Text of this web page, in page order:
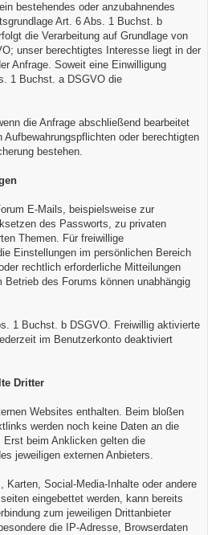
bestehendes oder anzubahnendes
Art. 6 Abs. 1 Buchst. b
die Verarbeitung auf Grundlage von
unser berechtigtes Interesse liegt in der
Anfrage. Soweit eine Einwilligung
1 Buchst. a DSGVO die
die Anfrage abschließend bearbeitet
oder berechtigten
bestehen.
E-Mails, beispielsweise zur
des Passworts, zu privaten
Themen. Für freiwillige
Einstellungen im persönlichen Bereich
rechtlich erforderliche Mitteilungen
des Forums können unabhängig
1 Buchst. b DSGVO. Freiwillig aktivierte
im Benutzerkonto deaktiviert
Dritter
Websites enthalten. Beim bloßen
werden noch keine Daten an die
beim Anklicken gelten die
jeweiligen externen Anbieters.
Karten, Social-Media-Inhalte oder andere
eingebettet werden, kann bereits
zum jeweiligen Drittanbieter
die IP-Adresse, Browserdaten